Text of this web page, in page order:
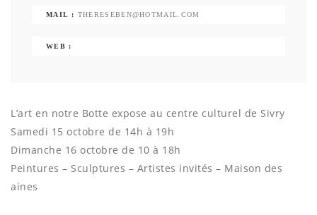
MAIL : THERESEBEN@HOTMAIL.COM
WEB :
L’art en notre Botte expose au centre culturel de Sivry
Samedi 15 octobre de 14h à 19h
Dimanche 16 octobre de 10 à 18h
Peintures – Sculptures – Artistes invités – Maison des
aines